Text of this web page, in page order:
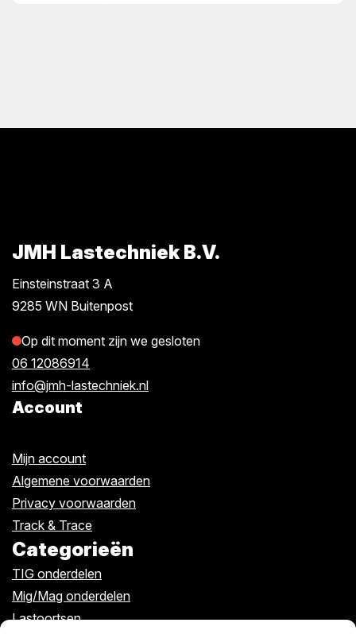
JMH Lastechniek B.V.
Einsteinstraat 3 A
9285 WN Buitenpost
Op dit moment zijn we gesloten
06 12086914
info@jmh-lastechniek.nl
Account
Mijn account
Algemene voorwaarden
Privacy voorwaarden
Track & Trace
Categorieën
TIG onderdelen
Mig/Mag onderdelen
Lastoortsen